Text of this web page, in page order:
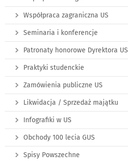
Współpraca zagraniczna US
Seminaria i konferencje
Patronaty honorowe Dyrektora US
Praktyki studenckie
Zamówienia publiczne US
Likwidacja / Sprzedaż majątku
Infografiki w US
Obchody 100 lecia GUS
Spisy Powszechne